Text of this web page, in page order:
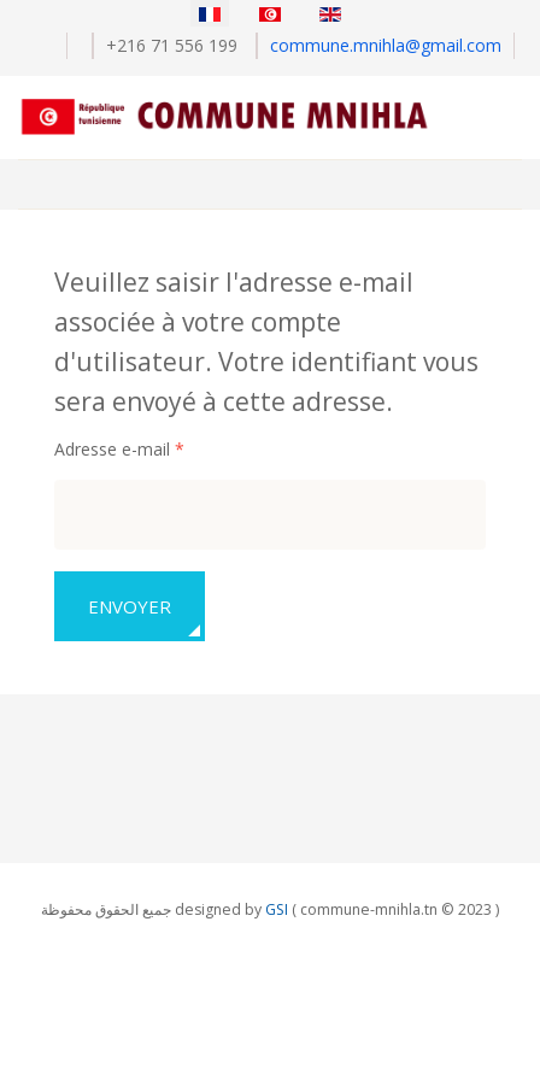
Sélectionnez votre langue
+216 71 556 199
commune.mnihla@gmail.com
Veuillez saisir l'adresse e-mail
associée à votre compte
d'utilisateur. Votre identifiant vous
sera envoyé à cette adresse.
Adresse e-mail *
ENVOYER
جميع الحقوق محفوظة designed by GSI ( commune-mnihla.tn © 2023 )